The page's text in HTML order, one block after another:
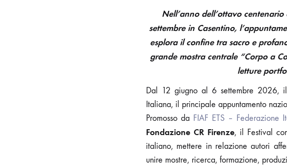
Nell’anno dell’ottavo
settembre in Casentino,
esplora il confine tra sacro e
grande mostra centrale “Corpo a
letture
Dal 12 giugno al 6 settembre 2026,
Italiana, il principale appuntamento
Promosso da FIAF ETS – Federazione
Fondazione CR Firenze, il Festival
italiano, mettere in relazione autori
unire mostre, ricerca, formazione,